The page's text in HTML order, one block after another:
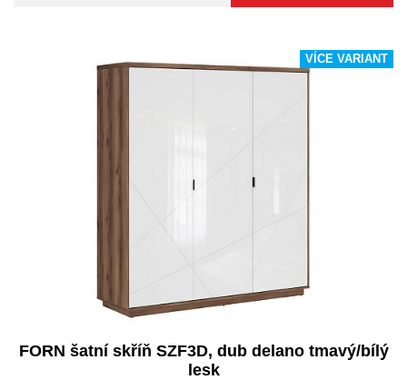
VÍCE VARIANT
FORN šatní skříň SZF3D, dub delano tmavý/bílý
lesk